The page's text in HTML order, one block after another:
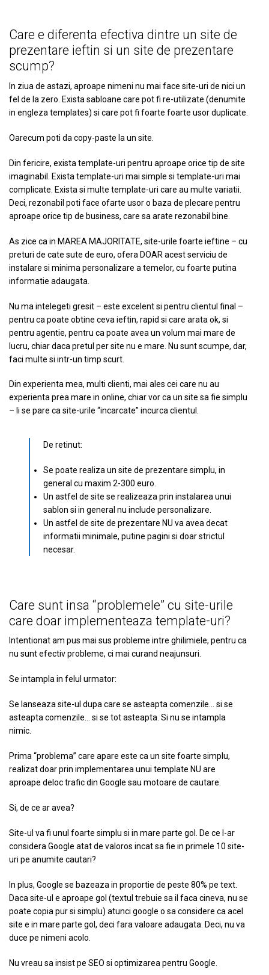
Care e diferenta efectiva dintre un site de
prezentare ieftin si un site de prezentare
scump?
In ziua de astazi, aproape nimeni nu mai face site-uri de nici un
fel de la zero. Exista sabloane care pot fi re-utilizate (denumite
in engleza templates) si care pot fi foarte foarte usor duplicate.
Oarecum poti da copy-paste la un site.
Din fericire, exista template-uri pentru aproape orice tip de site
imaginabil. Exista template-uri mai simple si template-uri mai
complicate. Exista si multe template-uri care au multe variatii.
Deci, rezonabil poti face ofarte usor o baza de plecare pentru
aproape orice tip de business, care sa arate rezonabil bine.
As zice ca in MAREA MAJORITATE, site-urile foarte ieftine – cu
preturi de cate sute de euro, ofera DOAR acest serviciu de
instalare si minima personalizare a temelor, cu foarte putina
informatie adaugata.
Nu ma intelegeti gresit – este excelent si pentru clientul final –
pentru ca poate obtine ceva ieftin, rapid si care arata ok, si
pentru agentie, pentru ca poate avea un volum mai mare de
lucru, chiar daca pretul per site nu e mare. Nu sunt scumpe, dar,
faci multe si intr-un timp scurt.
Din experienta mea, multi clienti, mai ales cei care nu au
experienta prea mare in online, chiar vor ca un site sa fie simplu
– li se pare ca site-urile “incarcate” incurca clientul.
De retinut:
Se poate realiza un site de prezentare simplu, in
general cu maxim 2-300 euro.
Un astfel de site se realizeaza prin instalarea unui
sablon si in general nu include personalizare.
Un astfel de site de prezentare NU va avea decat
informatii minimale, putine pagini si doar strictul
necesar.
Care sunt insa “problemele” cu site-urile
care doar implementeaza template-uri?
Intentionat am pus mai sus probleme intre ghilimiele, pentru ca
nu sunt efectiv probleme, ci mai curand neajunsuri.
Se intampla in felul urmator:
Se lanseaza site-ul dupa care se asteapta comenzile… si se
asteapta comenzile… si se tot asteapta. Si nu se intampla
nimic.
Prima “problema” care apare este ca un site foarte simplu,
realizat doar prin implementarea unui template NU are
aproape deloc trafic din Google sau motoare de cautare.
Si, de ce ar avea?
Site-ul va fi unul foarte simplu si in mare parte gol. De ce l-ar
considera Google atat de valoros incat sa fie in primele 10 site-
uri pe anumite cautari?
In plus, Google se bazeaza in proportie de peste 80% pe text.
Daca site-ul e aproape gol (textul trebuie sa il faca cineva, nu se
poate copia pur si simplu) atunci google o sa considere ca acel
site e in mare parte gol, deci fara valoare adaugata. Deci, nu va
duce pe nimeni acolo.
Nu vreau sa insist pe SEO si optimizarea pentru Google.